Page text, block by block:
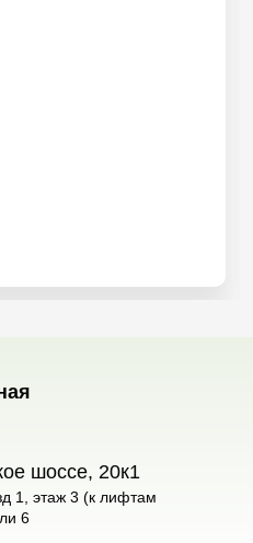
шоссе, 20к1
1, этаж 3 (к лифтам
6